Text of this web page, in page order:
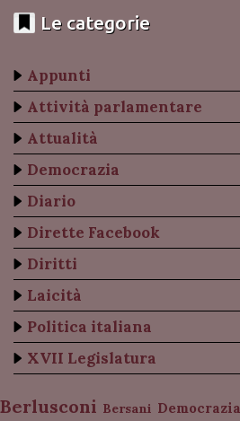
Le categorie
Appunti
Attività parlamentare
Attualità
Democrazia
Diario
Dirette Facebook
Diritti
Laicità
Politica italiana
XVII Legislatura
Berlusconi Bersani Democrazia